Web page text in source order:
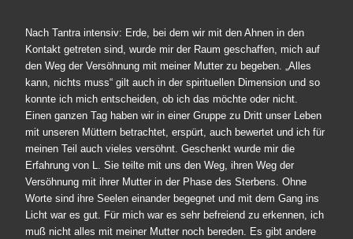
Nach Tantra intensiv: Erde, bei dem wir mit den Ahnen in den
Kontakt getreten sind, wurde mir der Raum geschaffen, mich auf
den Weg der Versöhnung mit meiner Mutter zu begeben. „Alles
kann, nichts muss“ gilt auch in der spirituellen Dimension und so
konnte ich mich entscheiden, ob ich das möchte oder nicht.
Einen ganzen Tag haben wir in einer Gruppe zu Dritt unser Leben
mit unseren Müttern betrachtet, erspürt, auch bewertet und ich für
meinen Teil auch vieles versöhnt. Geschenkt wurde mir die
Erfahrung von L. Sie teilte mit uns den Weg, ihren Weg der
Versöhnung mit ihrer Mutter in der Phase des Sterbens. Ohne
Worte sind ihre Seelen einander begegnet und mit dem Gang ins
Licht war es gut. Für mich war es sehr befreiend zu erkennen, ich
muß nicht alles mit meiner Mutter noch bereden. Es gibt andere